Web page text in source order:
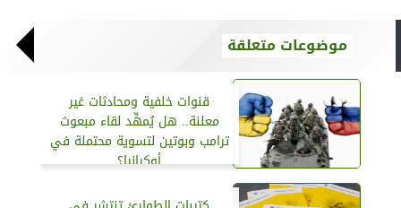
موضوعات متعلقة
قنوات خلفية ومحادثات غير
معلنة.. هل يُمهِّد لقاء مبعوث
ترامب وبوتين لتسوية محتملة في
أوكرانيا؟